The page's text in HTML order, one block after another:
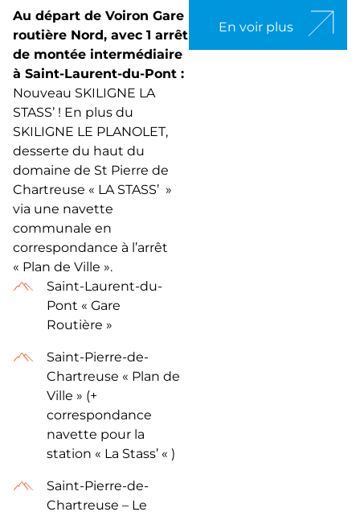
Au départ de Voiron Gare
routière Nord, avec 1 arrêt
de montée intermédiaire
à Saint-Laurent-du-Pont :
Nouveau SKILIGNE LA
STASS’ ! En plus du
SKILIGNE LE PLANOLET,
desserte du haut du
domaine de St Pierre de
Chartreuse « LA STASS’ »
via une navette
communale en
correspondance à l’arrêt
« Plan de Ville ».
Saint-Laurent-du-
Pont « Gare
Routière »
Saint-Pierre-de-
Chartreuse « Plan de
Ville » (+
correspondance
navette pour la
station « La Stass’ « )
Saint-Pierre-de-
Chartreuse – Le
En voir plus